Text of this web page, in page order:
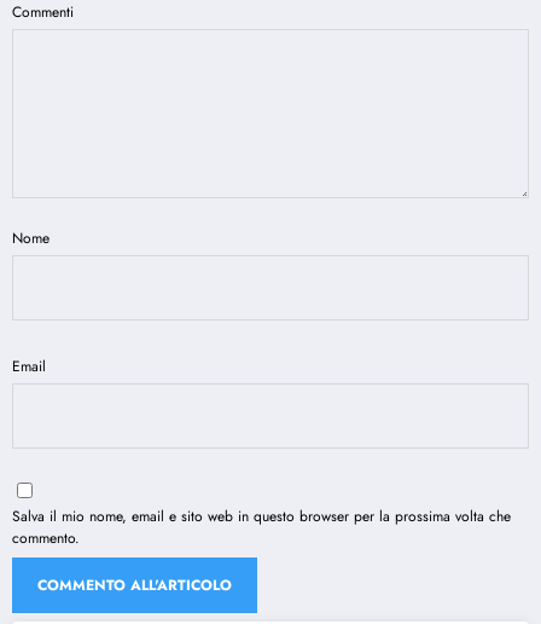
Commenti
Nome
Email
Salva il mio nome, email e sito web in questo browser per la prossima volta che
commento.